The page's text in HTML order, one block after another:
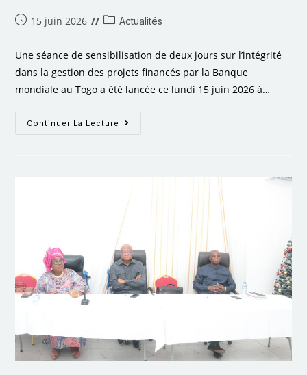
15 juin 2026 Actualités
Une séance de sensibilisation de deux jours sur l’intégrité
dans la gestion des projets financés par la Banque
mondiale au Togo a été lancée ce lundi 15 juin 2026 à…
Continuer La Lecture